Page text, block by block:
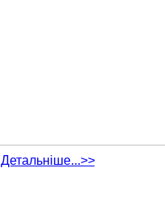
Детальніше...>>